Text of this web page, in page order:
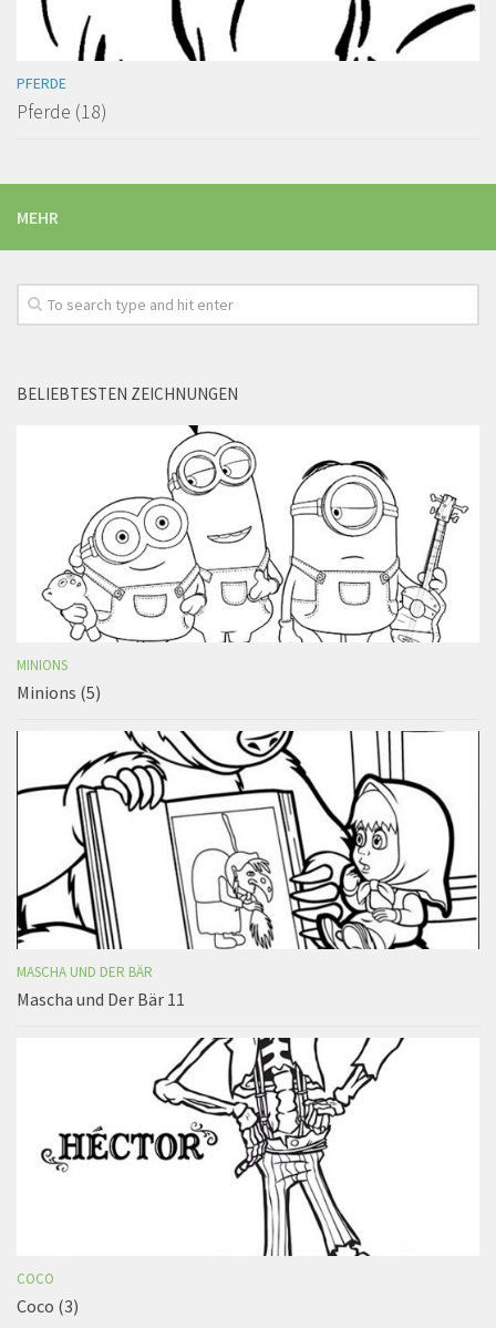
PFERDE
Pferde (18)
MEHR
BELIEBTESTEN ZEICHNUNGEN
MINIONS
Minions (5)
MASCHA UND DER BÄR
Mascha und Der Bär 11
COCO
Coco (3)